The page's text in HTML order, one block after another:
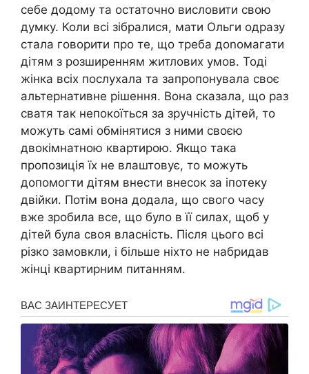
себе додому та остаточно висловити свою
думку. Коли всі зібралися, мати Ольги одразу
стала говорити про те, що треба доnомагати
дітям з розширенням житлових умов. Тоді
жінка всіх послухала та запропонувала своє
альтернативне рішення. Вона сказала, що раз
сватя так непокоїться за зручність дітей, то
можуть самі обмінятися з ними своєю
двокімнатною квартирою. Якщо така
пропозиція їх не влаштовує, то можуть
допомогти дітям внести внесок за іпотеку
двійки. Потім вона додала, що свого часу
вже зробила все, що було в її силах, щоб у
дітей була своя власність. Після цього всі
різко замовкли, і більше ніхто не набридав
жінці квартирним питанням.